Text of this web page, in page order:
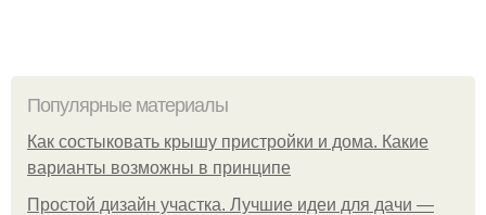
Популярные материалы
Как состыковать крышу пристройки и дома. Какие
варианты возможны в принципе
Простой дизайн участка. Лучшие идеи для дачи —